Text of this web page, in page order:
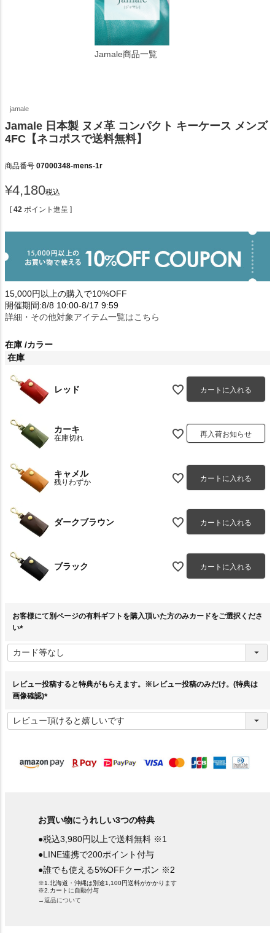
Jamale商品一覧
jamale
Jamale 日本製 ヌメ革 コンパクト キーケース メンズ
4FC【ネコポスで送料無料】
商品番号 07000348-mens-1r
¥4,180税込
[ 42 ポイント進呈 ]
15,000円以上の購入で10%OFF
開催期間:8/8 10:00-8/17 9:59
詳細・その他対象アイテム一覧はこちら
在庫 カラー
在庫
レッド カートに入れる
カーキ
在庫切れ 再入荷お知らせ
キャメル
残りわずか カートに入れる
ダークブラウン カートに入れる
ブラック カートに入れる
お客様にて別ページの有料ギフトを購入頂いた方のみカードをご選択くださ
い
必
須
レビュー投稿すると特典がもらえます。※レビュー投稿のみだけ。(特典は
画像確認)
必
須
お買い物にうれしい3つの特典
●税込3,980円以上で送料無料 ※1
●LINE連携で200ポイント付与
●誰でも使える5%OFFクーポン ※2
※1.北海道・沖縄は別途1,100円送料がかかります
※2.カートに自動付与
→返品について